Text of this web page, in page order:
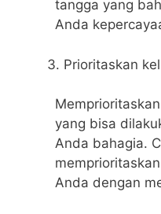
tangga yang
Anda
Prioritaskan
yang bisa
Anda bahagia.
Anda dengan